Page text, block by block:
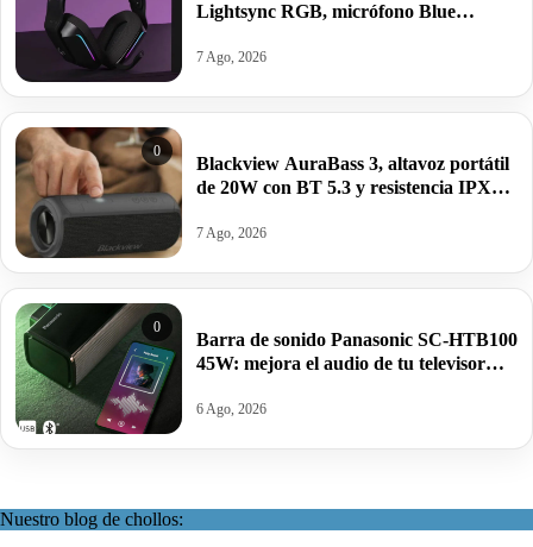
Lightsync RGB, micrófono Blue
65,90€ antes 89,99€.
7 Ago, 2026
0
Blackview AuraBass 3, altavoz portátil
de 20W con BT 5.3 y resistencia IPX7
7 Ago, 2026
0
Barra de sonido Panasonic SC-HTB100
45W: mejora el audio de tu televisor
antes 69€
6 Ago, 2026
Nuestro blog de chollos: